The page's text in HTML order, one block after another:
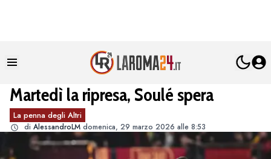
Martedì la ripresa, Soulé spera
La penna degli Altri
di AlessandroLM domenica, 29 marzo 2026 alle 8:53